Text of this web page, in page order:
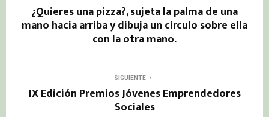
¿Quieres una pizza?, sujeta la palma de una
mano hacia arriba y dibuja un círculo sobre ella
con la otra mano.
SIGUIENTE
IX Edición Premios Jóvenes Emprendedores
Sociales